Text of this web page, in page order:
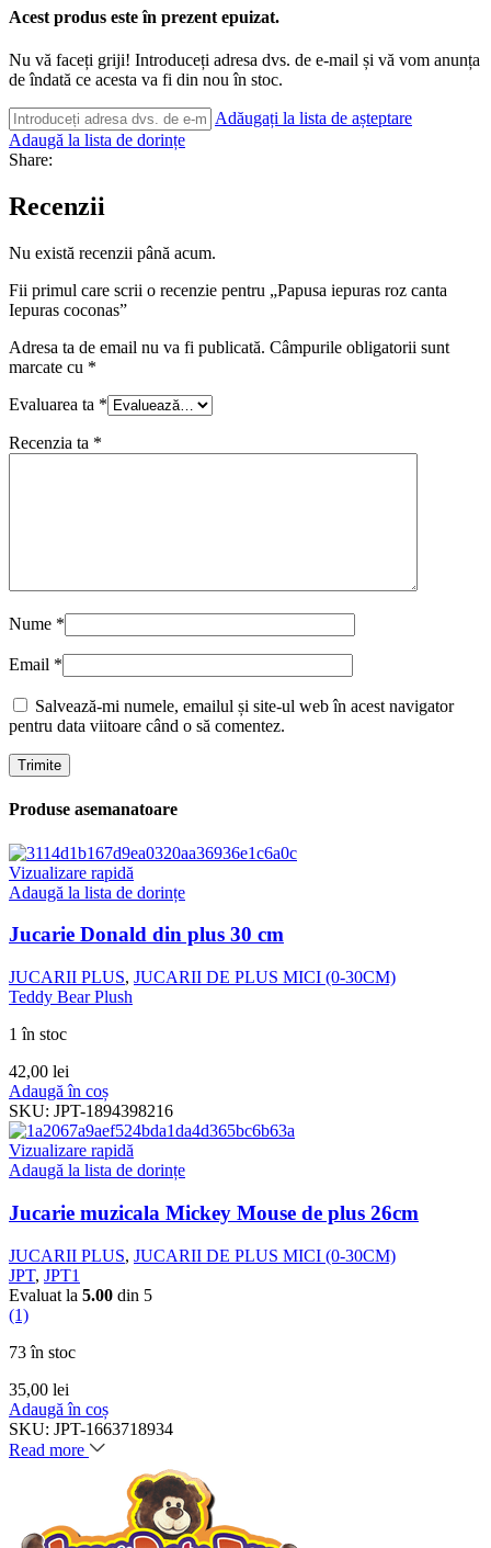
Acest produs este în prezent epuizat.
Nu vă faceți griji! Introduceți adresa dvs. de e-mail și vă vom anunța
de îndată ce acesta va fi din nou în stoc.
Adăugați la lista de așteptare
Adaugă la lista de dorințe
Share:
Recenzii
Nu există recenzii până acum.
Fii primul care scrii o recenzie pentru „Papusa iepuras roz canta
Iepuras coconas”
Adresa ta de email nu va fi publicată. Câmpurile obligatorii sunt
marcate cu *
Evaluarea ta *
Recenzia ta *
Nume *
Email *
Salvează-mi numele, emailul și site-ul web în acest navigator
pentru data viitoare când o să comentez.
Produse asemanatoare
Vizualizare rapidă
Adaugă la lista de dorințe
Jucarie Donald din plus 30 cm
JUCARII PLUS, JUCARII DE PLUS MICI (0-30CM)
Teddy Bear Plush
1 în stoc
42,00 lei
Adaugă în coș
SKU: JPT-1894398216
Vizualizare rapidă
Adaugă la lista de dorințe
Jucarie muzicala Mickey Mouse de plus 26cm
JUCARII PLUS, JUCARII DE PLUS MICI (0-30CM)
JPT, JPT1
Evaluat la 5.00 din 5
(1)
73 în stoc
35,00 lei
Adaugă în coș
SKU: JPT-1663718934
Read more